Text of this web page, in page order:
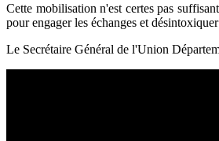
Cette mobilisation n'est certes pas
pour engager les échanges et
Le Secrétaire Général de l'Union